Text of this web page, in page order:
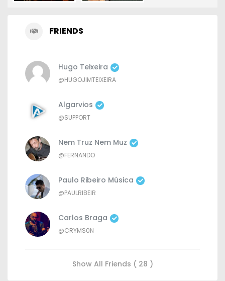
FRIENDS
Hugo Teixeira
@HUGOJIMTEIXEIRA
Algarvios
@SUPPORT
Nem Truz Nem Muz
@FERNANDO
Paulo Ribeiro Música
@PAULRIBEIR
Carlos Braga
@CRYMS0N
Show All Friends ( 28 )